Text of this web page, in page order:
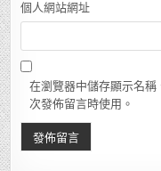
個人網站網址
在瀏覽器中儲存顯示名
次發佈留言時使用。